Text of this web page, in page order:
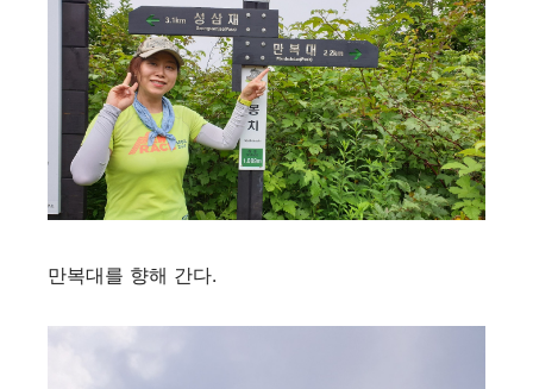
만복대를 향해 간다.